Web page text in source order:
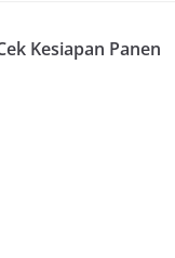
Kesiapan Panen